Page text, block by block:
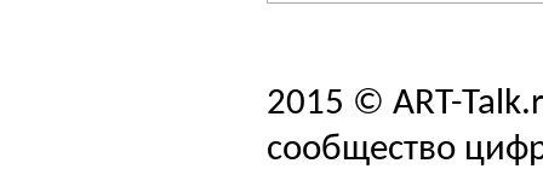
2015 © ART-
сообщество